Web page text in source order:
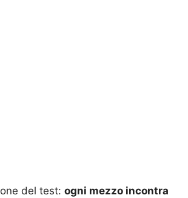
del test: ogni mezzo incontra